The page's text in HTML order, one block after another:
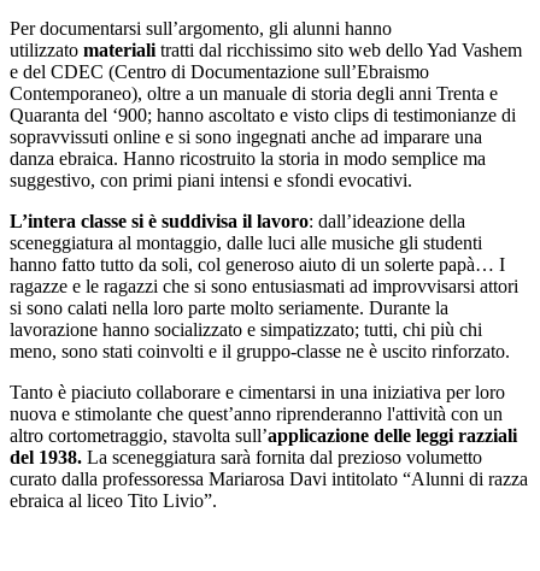
Per documentarsi sull’argomento, gli alunni hanno
utilizzato materiali tratti dal ricchissimo sito web dello Yad Vashem
e del CDEC (Centro di Documentazione sull’Ebraismo
Contemporaneo), oltre a un manuale di storia degli anni Trenta e
Quaranta del ‘900; hanno ascoltato e visto clips di testimonianze di
sopravvissuti online e si sono ingegnati anche ad imparare una
danza ebraica. Hanno ricostruito la storia in modo semplice ma
suggestivo, con primi piani intensi e sfondi evocativi.
L’intera classe si è suddivisa il lavoro: dall’ideazione della
sceneggiatura al montaggio, dalle luci alle musiche gli studenti
hanno fatto tutto da soli, col generoso aiuto di un solerte papà… I
ragazze e le ragazzi che si sono entusiasmati ad improvvisarsi attori
si sono calati nella loro parte molto seriamente. Durante la
lavorazione hanno socializzato e simpatizzato; tutti, chi più chi
meno, sono stati coinvolti e il gruppo-classe ne è uscito rinforzato.
Tanto è piaciuto collaborare e cimentarsi in una iniziativa per loro
nuova e stimolante che quest’anno riprenderanno l'attività con un
altro cortometraggio, stavolta sull’applicazione delle leggi razziali
del 1938. La sceneggiatura sarà fornita dal prezioso volumetto
curato dalla professoressa Mariarosa Davi intitolato “Alunni di razza
ebraica al liceo Tito Livio”.